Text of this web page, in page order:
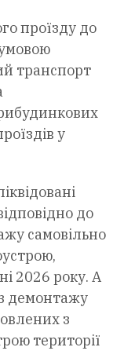
проїзду до
транспорт
у
до
самовільно
2026 року. А
з демонтажу
з
території